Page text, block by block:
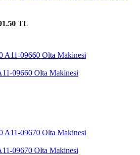
TL
09660 Olta Makinesi
09670 Olta Makinesi